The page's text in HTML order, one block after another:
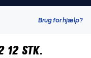
Brug for hjælp?
12 stk.